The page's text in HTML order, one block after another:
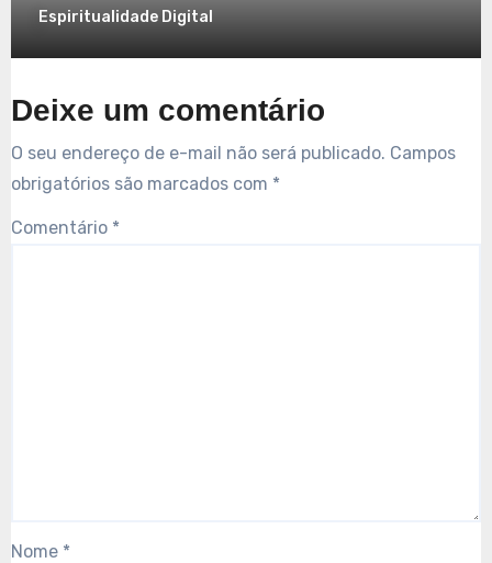
Espiritualidade Digital
Deixe um comentário
O seu endereço de e-mail não será publicado. Campos
obrigatórios são marcados com *
Comentário *
Nome *